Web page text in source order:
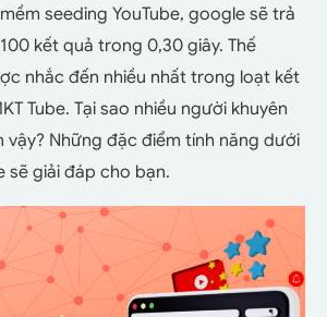
seeding YouTube, google sẽ trả
kết quả trong 0,30 giây. Thế
nhắc đến nhiều nhất trong loạt kết
Tube. Tại sao nhiều người khuyên
vậy? Những đặc điểm tính năng dưới
sẽ giải đáp cho bạn.